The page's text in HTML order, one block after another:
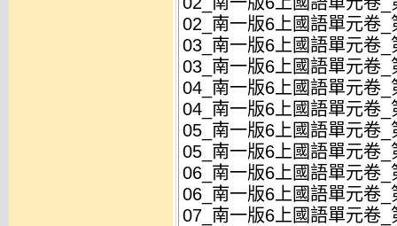
02_南一版6上國語單元卷
03_南一版6上國語單元卷
03_南一版6上國語單元卷
04_南一版6上國語單元卷
04_南一版6上國語單元卷
05_南一版6上國語單元卷
05_南一版6上國語單元卷
06_南一版6上國語單元卷
06_南一版6上國語單元卷
07_南一版6上國語單元卷